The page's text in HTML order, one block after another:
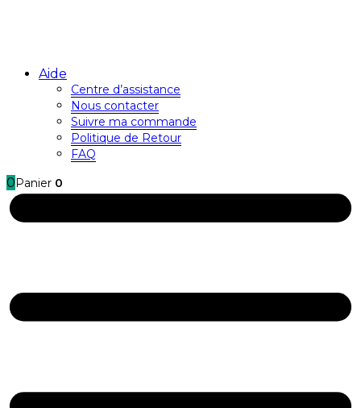
Aide
Centre d’assistance
Nous contacter
Suivre ma commande
Politique de Retour
FAQ
0 Panier 0